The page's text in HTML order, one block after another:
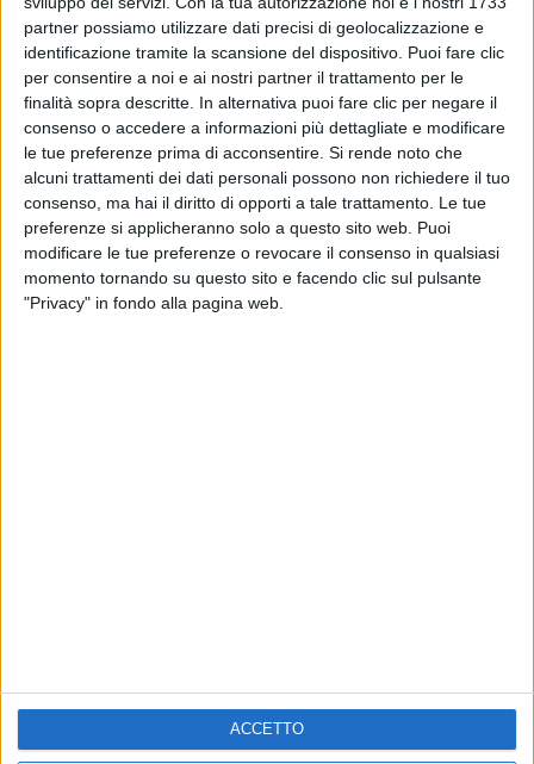
partner possiamo utilizzare dati precisi di geolocalizzazione e
identificazione tramite la scansione del dispositivo. Puoi fare clic
per consentire a noi e ai nostri partner il trattamento per le
finalità sopra descritte. In alternativa puoi fare clic per negare il
consenso o accedere a informazioni più dettagliate e modificare
le tue preferenze prima di acconsentire. Si rende noto che
alcuni trattamenti dei dati personali possono non richiedere il tuo
consenso, ma hai il diritto di opporti a tale trattamento. Le tue
preferenze si applicheranno solo a questo sito web. Puoi
modificare le tue preferenze o revocare il consenso in qualsiasi
momento tornando su questo sito e facendo clic sul pulsante
"Privacy" in fondo alla pagina web.
ACCETTO
ELETTRA LAMBORGHINI
RADIO ITALIA LIVE ESTATE
VIDEO
ELETTRA LAMBORGHINI
VOI TANKA VILLAGE
VIDEO
RADIO ITALIA
VOI TANKA VILLAGE
2VIDEO
Mobile Radio Italia Tv